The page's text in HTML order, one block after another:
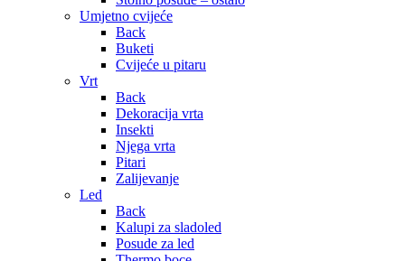
Umjetno cvijeće
Back
Buketi
Cvijeće u pitaru
Vrt
Back
Dekoracija vrta
Insekti
Njega vrta
Pitari
Zalijevanje
Led
Back
Kalupi za sladoled
Posude za led